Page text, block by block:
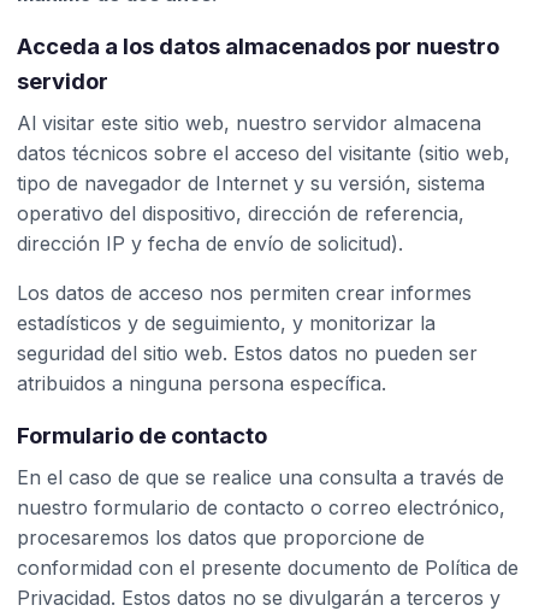
Acceda a los datos almacenados por nuestro
servidor
Al visitar este sitio web, nuestro servidor almacena
datos técnicos sobre el acceso del visitante (sitio web,
tipo de navegador de Internet y su versión, sistema
operativo del dispositivo, dirección de referencia,
dirección IP y fecha de envío de solicitud).
Los datos de acceso nos permiten crear informes
estadísticos y de seguimiento, y monitorizar la
seguridad del sitio web. Estos datos no pueden ser
atribuidos a ninguna persona específica.
Formulario de contacto
En el caso de que se realice una consulta a través de
nuestro formulario de contacto o correo electrónico,
procesaremos los datos que proporcione de
conformidad con el presente documento de Política de
Privacidad. Estos datos no se divulgarán a terceros y